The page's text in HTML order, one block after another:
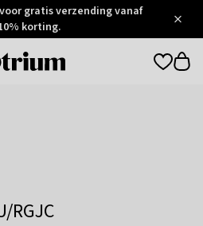
voor gratis verzending vanaf
korting.
Otrium
RGJC